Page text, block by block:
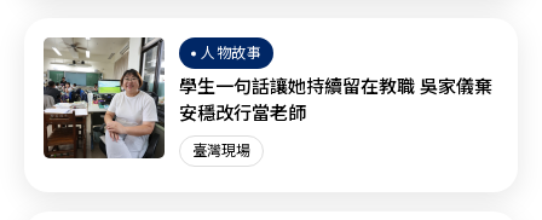
人物故事
學生一句話讓她持續留在教職 吳家儀棄
安穩改行當老師
臺灣現場